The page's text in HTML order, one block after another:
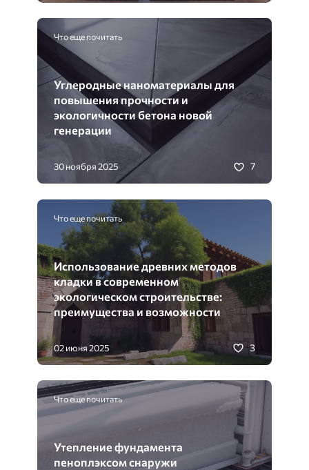
Что еще почитать
Углеродные наноматериалы для
повышения прочности и
экологичности бетона новой
генерации
30 ноября 2025 7
Что еще почитать
Использование древних методов
кладки в современном
экологическом строительстве:
преимущества и возможности
02 июня 2025 3
Что еще почитать
Утепление фундамента
пеноплэксом снаружи